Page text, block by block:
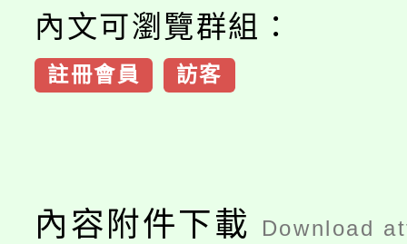
內文可瀏覽群組：
註冊會員 訪客
內容附件下載 Download